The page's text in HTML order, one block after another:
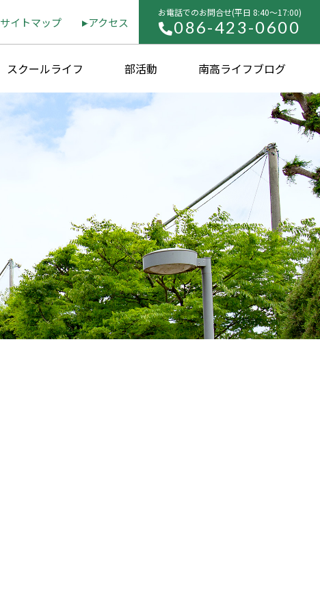
サイトマップ アクセス
お電話でのお問合せ(平⽇ 8:40〜17:00)
086-423-0600
スクールライフ 部活動 南高ライフブログ